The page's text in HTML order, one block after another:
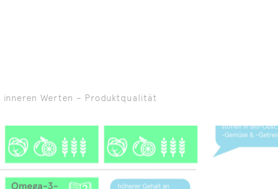
inneren Werten – Produktqualität